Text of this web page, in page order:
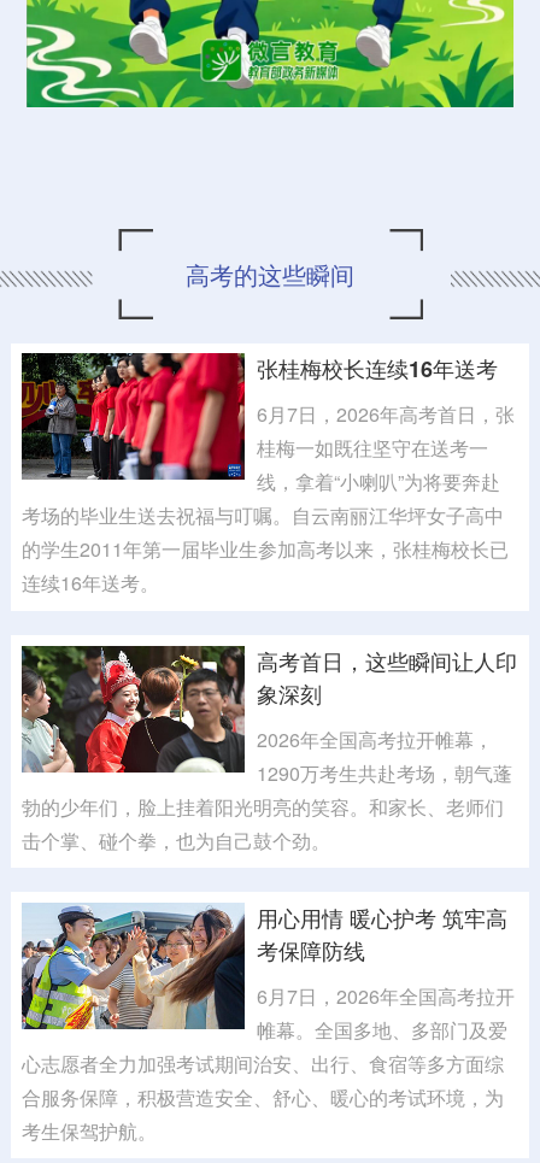
高考的这些瞬间
张桂梅校长连续16年送考
6月7日，2026年高考首日，张
桂梅一如既往坚守在送考一
线，拿着“小喇叭”为将要奔赴
考场的毕业生送去祝福与叮嘱。自云南丽江华坪女子高中
的学生2011年第一届毕业生参加高考以来，张桂梅校长已
连续16年送考。
高考首日，这些瞬间让人印
象深刻
2026年全国高考拉开帷幕，
1290万考生共赴考场，朝气蓬
勃的少年们，脸上挂着阳光明亮的笑容。和家长、老师们
击个掌、碰个拳，也为自己鼓个劲。
用心用情 暖心护考 筑牢高
考保障防线
6月7日，2026年全国高考拉开
帷幕。全国多地、多部门及爱
心志愿者全力加强考试期间治安、出行、食宿等多方面综
合服务保障，积极营造安全、舒心、暖心的考试环境，为
考生保驾护航。